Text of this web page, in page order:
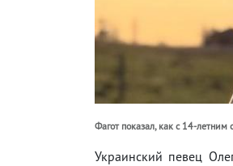
Фагот показал, как с 14-летним
Украинский певец